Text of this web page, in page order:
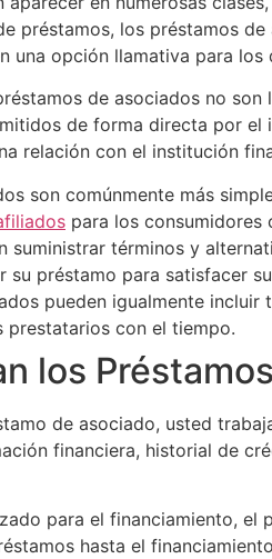
préstamos, los préstamos
una opción llamativa para los
de asociados no
de forma directa por
relación con el institución
son comúnmente más
para los
suministrar términos y
su préstamo para satisfacer
pueden igualmente
con el tiempo.
los
de asociado, usted
financiera, historial de
para el financiamiento,
hasta el